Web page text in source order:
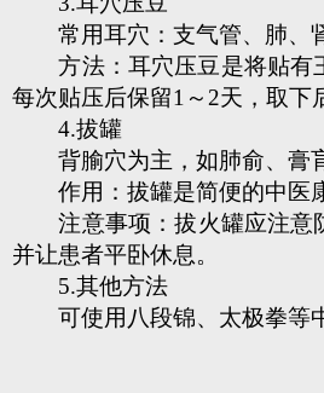
常用耳穴：支气管、肺、肾
方法：耳穴压豆是将贴有王
每次贴压后保留1～2天，取下
4.拔罐
背腧穴为主，如肺俞、膏肓
作用：拔罐是简便的中医康
注意事项：拔火罐应注意防
并让患者平卧休息。
5.其他方法
可使用八段锦、太极拳等中